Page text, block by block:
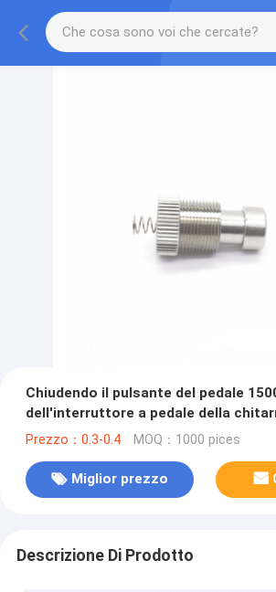
Chiudendo il pulsante del pedale
dell'interruttore a pedale della
Prezzo：0.3-0.4 MOQ：1000 pices
Miglior prezzo
Descrizione Di Prodotto